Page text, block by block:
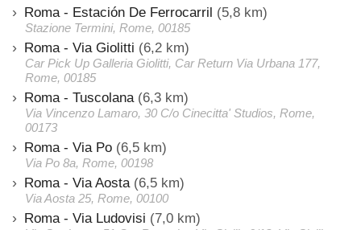
Roma - Estación De Ferrocarril (5,8 km)
Stazione Termini, Rome, 00185
Roma - Via Giolitti (6,2 km)
Car Pick Up Galleria Giolitti, Car Return Via Urbana 177,
Rome, 00185
Roma - Tuscolana (6,3 km)
Via Vincenzo Lamaro, 30 C/o Cinecitta' Studios, Rome,
00173
Roma - Via Po (6,5 km)
Via Po 8a, Rome, 00198
Roma - Via Aosta (6,5 km)
Via Aosta 25, Rome, 00100
Roma - Via Ludovisi (7,0 km)